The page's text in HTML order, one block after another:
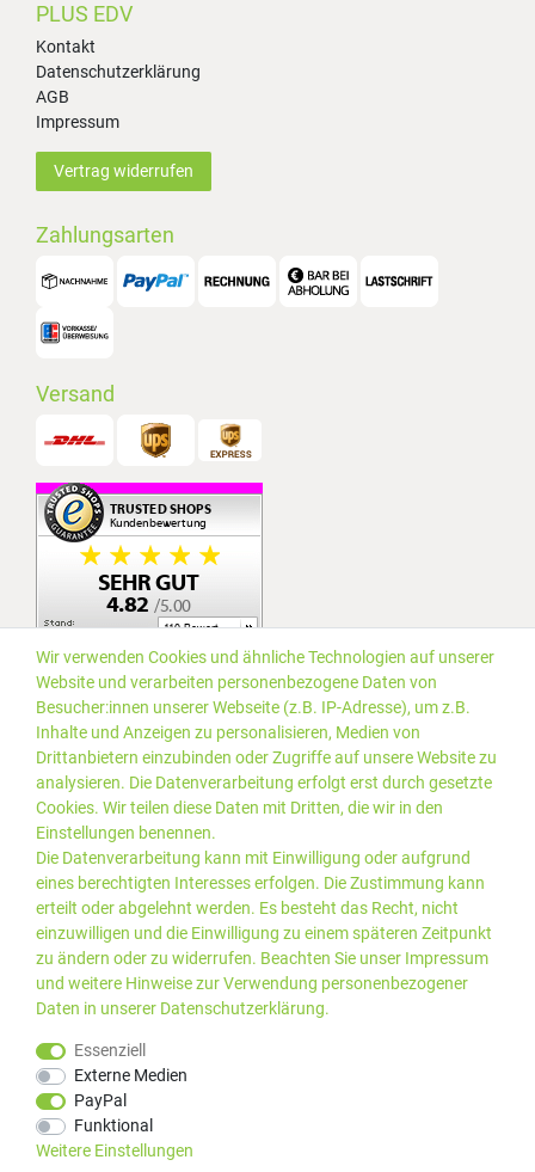
PLUS EDV
Kontakt
Datenschutzerklärung
AGB
Impressum
Vertrag widerrufen
Zahlungsarten
Versand
MwSt. zzgl.Versandkosten
Kundenbewertungen von Trusted Shops
Wir verwenden Cookies und ähnliche Technologien auf unserer
Website und verarbeiten personenbezogene Daten von
Besucher:innen unserer Webseite (z.B. IP-Adresse), um z.B.
Inhalte und Anzeigen zu personalisieren, Medien von
Drittanbietern einzubinden oder Zugriffe auf unsere Website zu
analysieren. Die Datenverarbeitung erfolgt erst durch gesetzte
Cookies. Wir teilen diese Daten mit Dritten, die wir in den
Einstellungen benennen.
Die Datenverarbeitung kann mit Einwilligung oder aufgrund
eines berechtigten Interesses erfolgen. Die Zustimmung kann
erteilt oder abgelehnt werden. Es besteht das Recht, nicht
einzuwilligen und die Einwilligung zu einem späteren Zeitpunkt
zu ändern oder zu widerrufen. Beachten Sie unser Impressum
und weitere Hinweise zur Verwendung personenbezogener
Daten in unserer Daten­schutz­erklärung.
Essenziell
Externe Medien
PayPal
Funktional
Weitere Einstellungen